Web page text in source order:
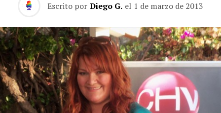
Escrito por Diego G. el 1 de marzo de 2013